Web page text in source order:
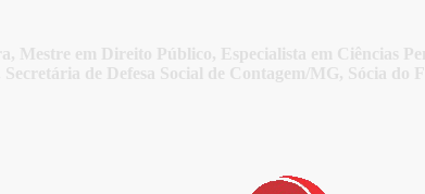
em Direito Público, Especialista em Ciências
de Defesa Social de Contagem/MG, Sócia do